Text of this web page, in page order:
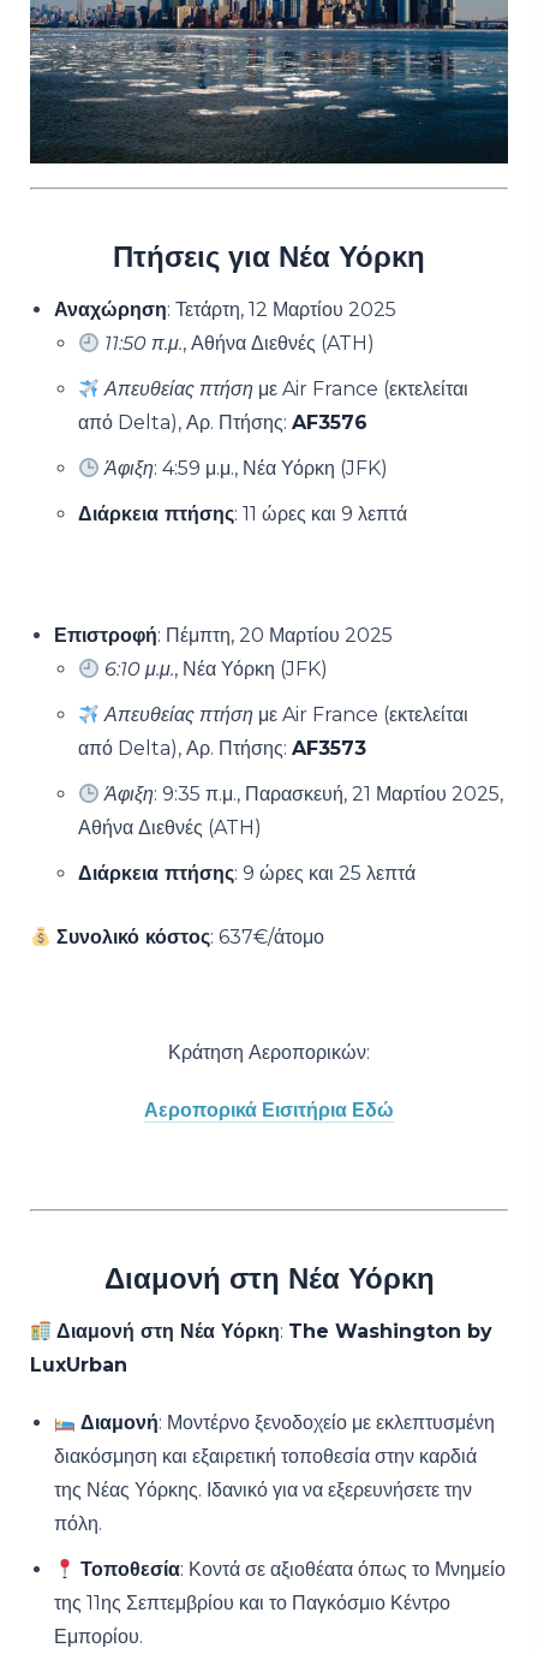
Πτήσεις για Νέα Υόρκη
Αναχώρηση: Τετάρτη, 12 Μαρτίου 2025
11:50 π.μ., Αθήνα Διεθνές (ATH)
Απευθείας πτήση με Air France (εκτελείται
από Delta), Αρ. Πτήσης: AF3576
Άφιξη: 4:59 μ.μ., Νέα Υόρκη (JFK)
Διάρκεια πτήσης: 11 ώρες και 9 λεπτά
Επιστροφή: Πέμπτη, 20 Μαρτίου 2025
6:10 μ.μ., Νέα Υόρκη (JFK)
Απευθείας πτήση με Air France (εκτελείται
από Delta), Αρ. Πτήσης: AF3573
Άφιξη: 9:35 π.μ., Παρασκευή, 21 Μαρτίου 2025,
Αθήνα Διεθνές (ATH)
Διάρκεια πτήσης: 9 ώρες και 25 λεπτά
Συνολικό κόστος: 637€/άτομο
Κράτηση Αεροπορικών:
Αεροπορικά Εισιτήρια Εδώ
Διαμονή στη Νέα Υόρκη
Διαμονή στη Νέα Υόρκη: The Washington by
LuxUrban
Διαμονή: Μοντέρνο ξενοδοχείο με εκλεπτυσμένη
διακόσμηση και εξαιρετική τοποθεσία στην καρδιά
της Νέας Υόρκης. Ιδανικό για να εξερευνήσετε την
πόλη.
Τοποθεσία: Κοντά σε αξιοθέατα όπως το Μνημείο
της 11ης Σεπτεμβρίου και το Παγκόσμιο Κέντρο
Εμπορίου.